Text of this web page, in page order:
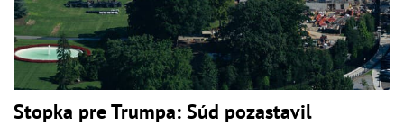
Stopka pre Trumpa: Súd pozastavil